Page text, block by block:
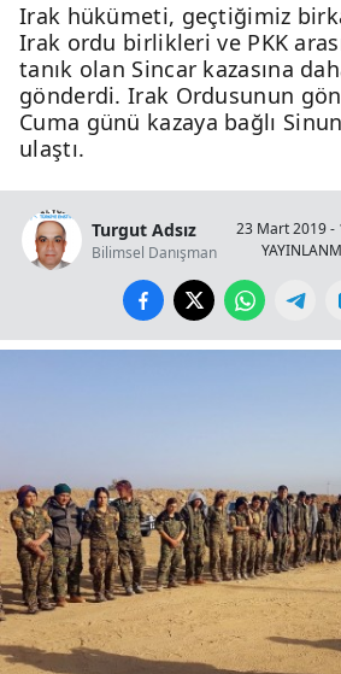
Irak hükümeti, geçtiğimiz
Irak ordu birlikleri ve PKK
tanık olan Sincar kazasına
gönderdi. Irak Ordusunun
Cuma günü kazaya bağlı
ulaştı.
Turgut Adsız
Bilimsel Danışman
23 Mart 2019 -